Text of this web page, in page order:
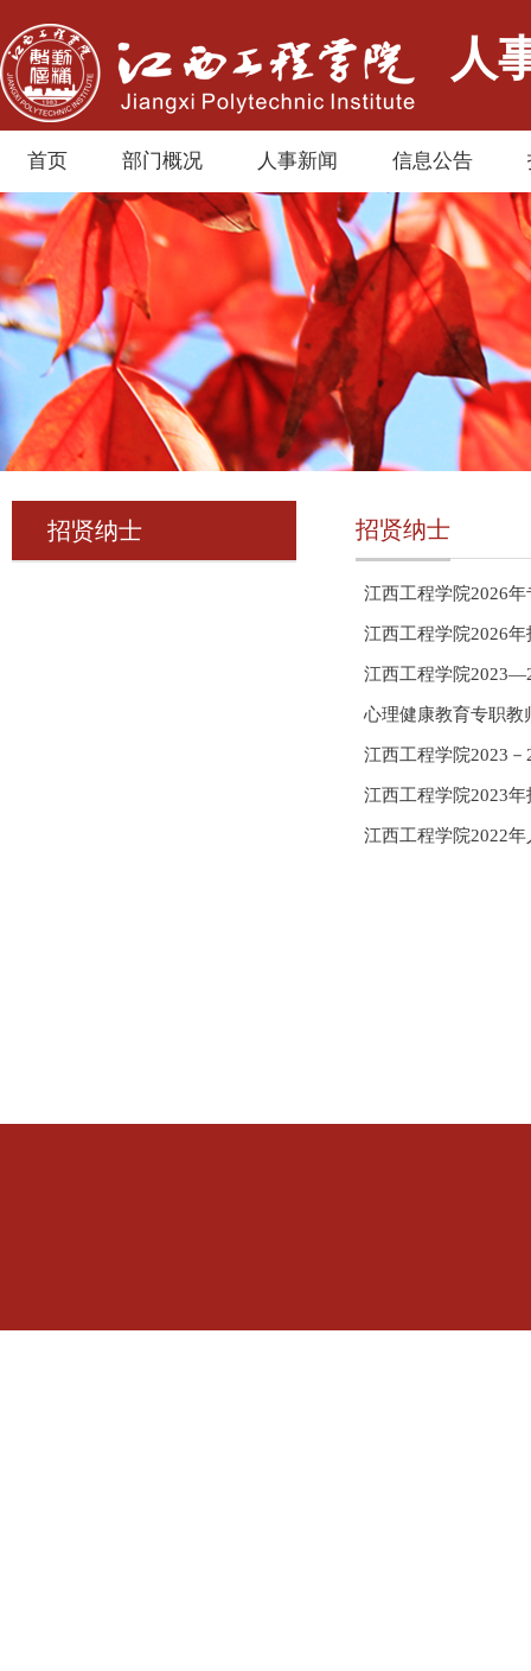
人
首页 部门概况 人事新闻 信息公告
招贤纳士 招贤纳士
江西工程学院2026
江西工程学院2026
江西工程学院
心理健康教育专职教
江西工程学院2023
江西工程学院2023
江西工程学院2022